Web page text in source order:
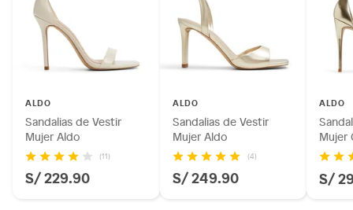
Ficha del producto:
Modelo: Odella
Tipo: Sandalias
Género: Mujer
Horma: Normal
Material: Sintético
Temporada: Otoño-Invierno
ALDO
Sandalias de Vestir
Mujer Aldo
(11)
S/ 229.90
ALDO
Sandalias de Vestir
Mujer Aldo
(4)
S/ 249.90
ALDO
Mujer
Aldo
S/